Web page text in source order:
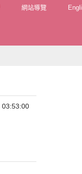
網站導覽
03:53:00